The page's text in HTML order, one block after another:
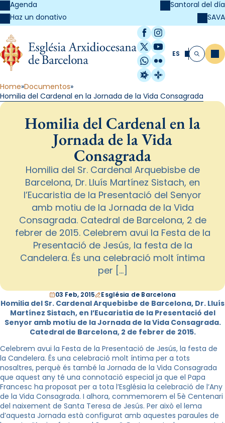
Agenda
Haz un donativo
Santoral del día
SAVA
Facebook
Instagram
X / Twitter
YouTube
WhatsApp
Flickr
Radio Estel
Catalunya
ES Buscar
Home Documentos
Homilia del Cardenal en la Jornada de la Vida Consagrada
Homilia del Cardenal en la
Jornada de la Vida
Consagrada
Homilia del Sr. Cardenal Arquebisbe de
Barcelona, Dr. Lluís Martínez Sistach, en
l’Eucaristia de la Presentació del Senyor
amb motiu de la Jornada de la Vida
Consagrada. Catedral de Barcelona, 2 de
febrer de 2015. Celebrem avui la Festa de la
Presentació de Jesús, la festa de la
Candelera. És una celebració molt íntima
per […]
03 Feb, 2015 Església de Barcelona
Homilia del Sr. Cardenal Arquebisbe de Barcelona, Dr. Lluís
Martínez Sistach, en l’Eucaristia de la Presentació del
Senyor amb motiu de la Jornada de la Vida Consagrada.
Catedral de Barcelona, 2 de febrer de 2015.
Celebrem avui la Festa de la Presentació de Jesús, la festa de
la Candelera. És una celebració molt íntima per a tots
nosaltres, perquè és també la Jornada de la Vida Consagrada
que aquest any té una connotació especial ja que el Papa
Francesc ha proposat per a tota l’Església la celebració de l’Any
de la Vida Consagrada. I alhora, commemorem el 5è Centenari
del naixement de Santa Teresa de Jesús. Per això el lema
d’aquesta Jornada està configurat amb aquestes paraules de